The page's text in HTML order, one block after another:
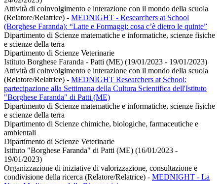
Attività di coinvolgimento e interazione con il mondo della scuola
(Relatore/Relatrice) - MEDNIGHT - Researchers at School
(Borghese Faranda): “Latte e Formaggi: cosa c’è dietro le quinte”
Dipartimento di Scienze matematiche e informatiche, scienze fisiche
e scienze della terra
Dipartimento di Scienze Veterinarie
Istituto Borghese Faranda - Patti (ME) (19/01/2023 - 19/01/2023)
Attività di coinvolgimento e interazione con il mondo della scuola
(Relatore/Relatrice) - MEDNIGHT Researchers at School:
partecipazione alla Settimana della Cultura Scientifica dell'Istituto
"Borghese Faranda" di Patti (ME)
Dipartimento di Scienze matematiche e informatiche, scienze fisiche
e scienze della terra
Dipartimento di Scienze chimiche, biologiche, farmaceutiche e
ambientali
Dipartimento di Scienze Veterinarie
Istituto "Borghese Faranda" di Patti (ME) (16/01/2023 -
19/01/2023)
Organizzazione di iniziative di valorizzazione, consultazione e
condivisione della ricerca (Relatore/Relatrice) - MEDNIGHT - La